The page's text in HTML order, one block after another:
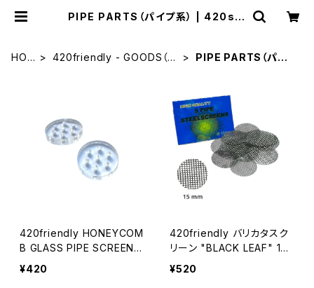
PIPE PARTS（パイプ系） | 420shi
HOM
420friendly - GOODS（グ
PIPE PARTS（パイプ
420friendly HONEYCOM
B GLASS PIPE SCREEN
ハニカムガラス パイプスク
¥420
420friendly バリカタスク
リーン "BLACK LEAF" 10
枚セット15mm パイプ ボン
¥520